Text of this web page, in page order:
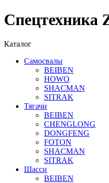
Спецтехника
Каталог
Самосвалы
BEIBEN
HOWO
SHACMAN
SITRAK
Тягачи
BEIBEN
CHENGLONG
DONGFENG
FOTON
SHACMAN
SITRAK
Шасси
BEIBEN